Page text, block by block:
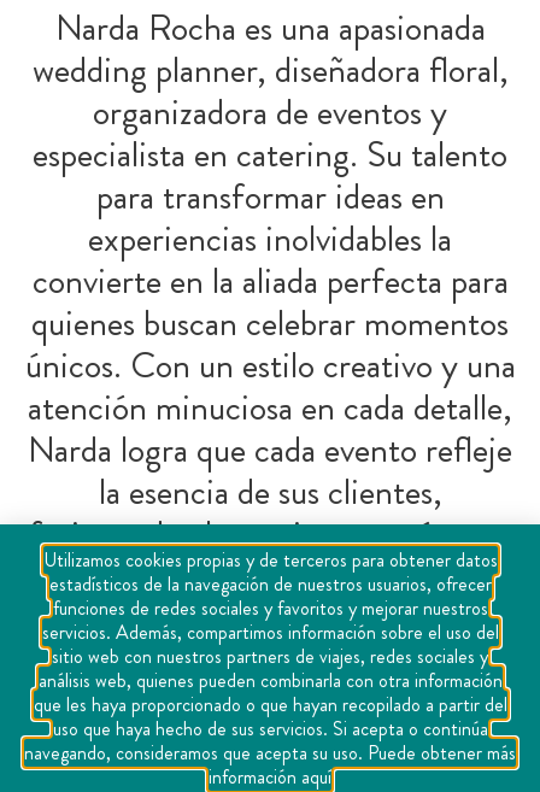
Narda Rocha es una apasionada
wedding planner, diseñadora floral,
organizadora de eventos y
especialista en catering. Su talento
para transformar ideas en
experiencias inolvidables la
convierte en la aliada perfecta para
quienes buscan celebrar momentos
únicos. Con un estilo creativo y una
atención minuciosa en cada detalle,
Narda logra que cada evento refleje
la esencia de sus clientes,
fusionando elegancia, armonía y un
servicio integral que asegura
celebraciones memorables.
Utilizamos cookies propias y de terceros para obtener datos
estadísticos de la navegación de nuestros usuarios, ofrecer
funciones de redes sociales y favoritos y mejorar nuestros
servicios. Además, compartimos información sobre el uso del
sitio web con nuestros partners de viajes, redes sociales y
análisis web, quienes pueden combinarla con otra información
que les haya proporcionado o que hayan recopilado a partir del
uso que haya hecho de sus servicios. Si acepta o continúa
navegando, consideramos que acepta su uso. Puede obtener más
información aquí